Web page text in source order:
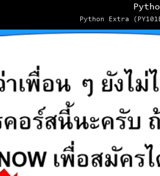
Python Extra